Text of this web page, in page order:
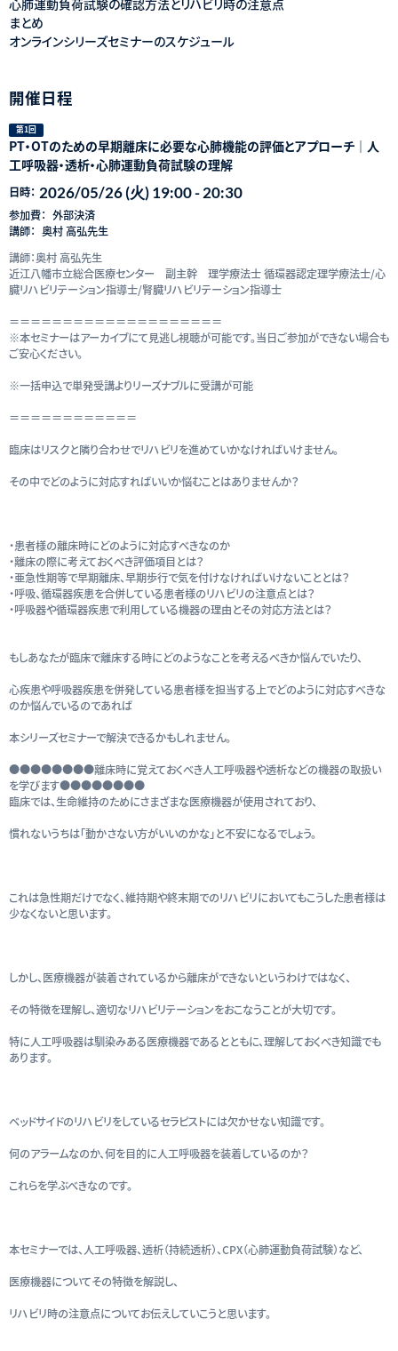
まとめ
オンラインシリーズセミナーのスケジュール
開催日程
第1回
PT・OTのための早期離床に必要な心肺機能の評価とアプローチ｜人
工呼吸器・透析・心肺運動負荷試験の理解
日時： 2026/05/26 (火) 19:00 - 20:30
参加費： 外部決済
講師： 奥村 高弘先生
講師：奥村 高弘先生
近江八幡市立総合医療センター 副主幹 理学療法士 循環器認定理学療法士/心
臓リハビリテーション指導士/腎臓リハビリテーション指導士
＝＝＝＝＝＝＝＝＝＝＝＝＝＝＝＝＝＝＝＝
※本セミナーはアーカイブにて見逃し視聴が可能です。当日ご参加ができない場合も
ご安心ください。
※一括申込で単発受講よりリーズナブルに受講が可能
＝＝＝＝＝＝＝＝＝＝＝＝
臨床はリスクと隣り合わせでリハビリを進めていかなければいけません。
その中でどのように対応すればいいか悩むことはありませんか？
・患者様の離床時にどのように対応すべきなのか
・離床の際に考えておくべき評価項目とは？
・亜急性期等で早期離床、早期歩行で気を付けなければいけないこととは？
・呼吸、循環器疾患を合併している患者様のリハビリの注意点とは？
・呼吸器や循環器疾患で利用している機器の理由とその対応方法とは？
もしあなたが臨床で離床する時にどのようなことを考えるべきか悩んでいたり、
心疾患や呼吸器疾患を併発している患者様を担当する上でどのように対応すべきな
のか悩んでいるのであれば
本シリーズセミナーで解決できるかもしれません。
●●●●●●●●離床時に覚えておくべき人工呼吸器や透析などの機器の取扱い
を学びます●●●●●●●●
臨床では、生命維持のためにさまざまな医療機器が使用されており、
慣れないうちは「動かさない方がいいのかな」と不安になるでしょう。
これは急性期だけでなく、維持期や終末期でのリハビリにおいてもこうした患者様は
少なくないと思います。
しかし、医療機器が装着されているから離床ができないというわけではなく、
その特徴を理解し、適切なリハビリテーションをおこなうことが大切です。
特に人工呼吸器は馴染みある医療機器であるとともに、理解しておくべき知識でも
あります。
ベッドサイドのリハビリをしているセラピストには欠かせない知識です。
何のアラームなのか、何を目的に人工呼吸器を装着しているのか？
これらを学ぶべきなのです。
本セミナーでは、人工呼吸器、透析（持続透析）、CPX（心肺運動負荷試験）など、
医療機器についてその特徴を解説し、
リハビリ時の注意点についてお伝えしていこうと思います。